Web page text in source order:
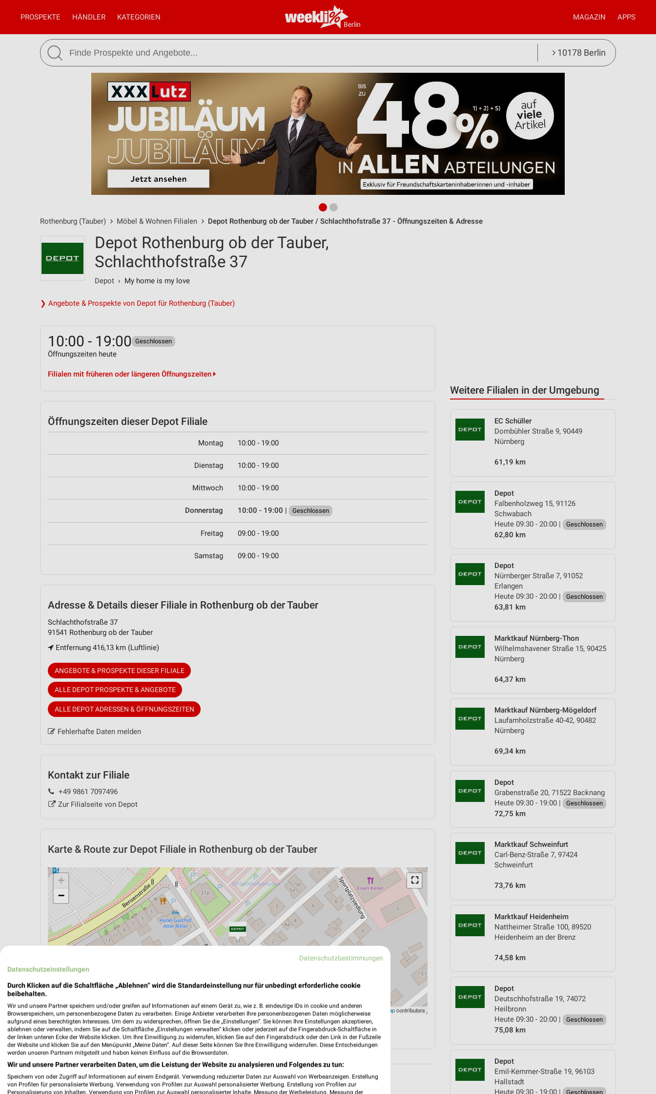
Berlin
PROSPEKTE HÄNDLER KATEGORIEN MAGAZIN APPS
10178 Berlin
Rothenburg (Tauber) Möbel & Wohnen Filialen Depot Rothenburg ob der Tauber / Schlachthofstraße 37 - Öffnungszeiten & Adresse
Weitere Filialen in der Umgebung
EC Schüller
Dombühler Straße 9, 90449
Nürnberg
61,19 km
Depot
Falbenholzweg 15, 91126
Schwabach
Heute 09:30 - 20:00 |
Geschlossen
62,80 km
Depot
Nürnberger Straße 7, 91052
Erlangen
Heute 09:30 - 20:00 |
Geschlossen
63,81 km
Marktkauf Nürnberg-Thon
Wilhelmshavener Straße 15, 90425
Nürnberg
64,37 km
Marktkauf Nürnberg-Mögeldorf
Laufamholzstraße 40-42, 90482
Nürnberg
69,34 km
Depot
Grabenstraße 20, 71522 Backnang
Heute 09:30 - 19:00 |
Geschlossen
72,75 km
Marktkauf Schweinfurt
Carl-Benz-Straße 7, 97424
Schweinfurt
73,76 km
Marktkauf Heidenheim
Nattheimer Straße 100, 89520
Heidenheim an der Brenz
74,58 km
Depot
Deutschhofstraße 19, 74072
Heilbronn
Heute 09:30 - 20:00 |
Geschlossen
75,08 km
Depot
Emil-Kemmer-Straße 19, 96103
Hallstadt
Heute 09:30 - 19:00 |
Geschlossen
Depot Rothenburg ob der Tauber,
Schlachthofstraße 37
Depot › My home is my love
❯ Angebote & Prospekte von Depot für Rothenburg (Tauber)
10:00 - 19:00 Geschlossen
Öffnungszeiten heute
Filialen mit früheren oder längeren Öffnungszeiten
Öffnungszeiten dieser Depot Filiale
Montag 10:00 - 19:00
Dienstag 10:00 - 19:00
Mittwoch 10:00 - 19:00
Donnerstag 10:00 - 19:00 | Geschlossen
Freitag 09:00 - 19:00
Samstag 09:00 - 19:00
Adresse & Details dieser Filiale in Rothenburg ob der Tauber
Schlachthofstraße 37
91541 Rothenburg ob der Tauber
Entfernung 416,13 km (Luftlinie)
ANGEBOTE & PROSPEKTE DIESER FILIALE
ALLE DEPOT PROSPEKTE & ANGEBOTE
ALLE DEPOT ADRESSEN & ÖFFNUNGSZEITEN
Fehlerhafte Daten melden
Kontakt zur Filiale
+49 9861 7097496
Zur Filialseite von Depot
Karte & Route zur Depot Filiale in Rothenburg ob der Tauber
⛶
+
−
Leaflet|©OpenStreetMapcontributors
ÖPNV ANZEIGEN LADESÄULEN ANZEIGEN NAVIGATION MIT GOOGLE/IOS MAPS
Datenschutzbestimmungen
Datenschutzeinstellungen
Durch Klicken auf die Schaltfläche „Ablehnen“ wird die Standardeinstellung nur für unbedingt erforderliche cookie
beibehalten.
Wir und unsere Partner speichern und/oder greifen auf Informationen auf einem Gerät zu, wie z. B. eindeutige IDs in cookie und anderen
Browserspeichern, um personenbezogene Daten zu verarbeiten. Einige Anbieter verarbeiten Ihre personenbezogenen Daten möglicherweise
aufgrund eines berechtigten Interesses. Um dem zu widersprechen, öffnen Sie die „Einstellungen“. Sie können Ihre Einstellungen akzeptieren,
ablehnen oder verwalten, indem Sie auf die Schaltfläche „Einstellungen verwalten“ klicken oder jederzeit auf die Fingerabdruck-Schaltfläche in
der linken unteren Ecke der Website klicken. Um Ihre Einwilligung zu widerrufen, klicken Sie auf den Fingerabdruck oder den Link in der Fußzeile
der Website und klicken Sie auf den Menüpunkt „Meine Daten“. Auf dieser Seite können Sie Ihre Einwilligung widerrufen. Diese Entscheidungen
werden unseren Partnern mitgeteilt und haben keinen Einfluss auf die Browserdaten.
Wir und unsere Partner verarbeiten Daten, um die Leistung der Website zu analysieren und Folgendes zu tun:
Speichern von oder Zugriff auf Informationen auf einem Endgerät. Verwendung reduzierter Daten zur Auswahl von Werbeanzeigen. Erstellung
von Profilen für personalisierte Werbung. Verwendung von Profilen zur Auswahl personalisierter Werbung. Erstellung von Profilen zur
Personalisierung von Inhalten. Verwendung von Profilen zur Auswahl personalisierter Inhalte. Messung der Werbeleistung. Messung der